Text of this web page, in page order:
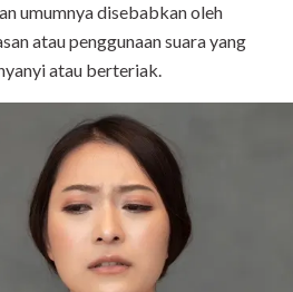
umumnya disebabkan oleh
atau penggunaan suara yang
atau berteriak.